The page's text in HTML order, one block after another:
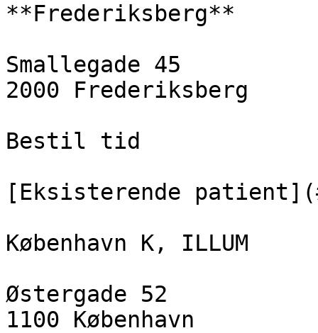
**Frederiksberg**
Smallegade 45
2000 Frederiksberg
Bestil tid
[Eksisterende
København K, ILLUM
Østergade 52
1100 København